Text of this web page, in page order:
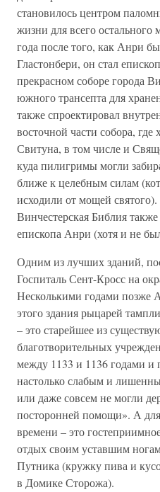
становилось центром
жизни для всего остального
года после того, как Анри
Гластонбери, он стал
прекрасном соборе города
южного трансепта для
также спроектировал
восточной части собора,
Свитуна, в том числе и
куда пилигримы могли
ближе к целебным силам
исходили от мощей
Винчестерская Библия
епископа Анри (хотя и не
Одним из лучших зданий,
Госпиталь Сент-Кросс на
Несколькими годами позже
этого здания рыцарей
– это старейшее из
благотворительных
между 1133 и 1136 годами и
настолько слабым и
или даже совсем не могли
посторонней помощи». А
времени – это
отдых своим уставшим
Путника (кружку пива и
в Домике Сторожа).